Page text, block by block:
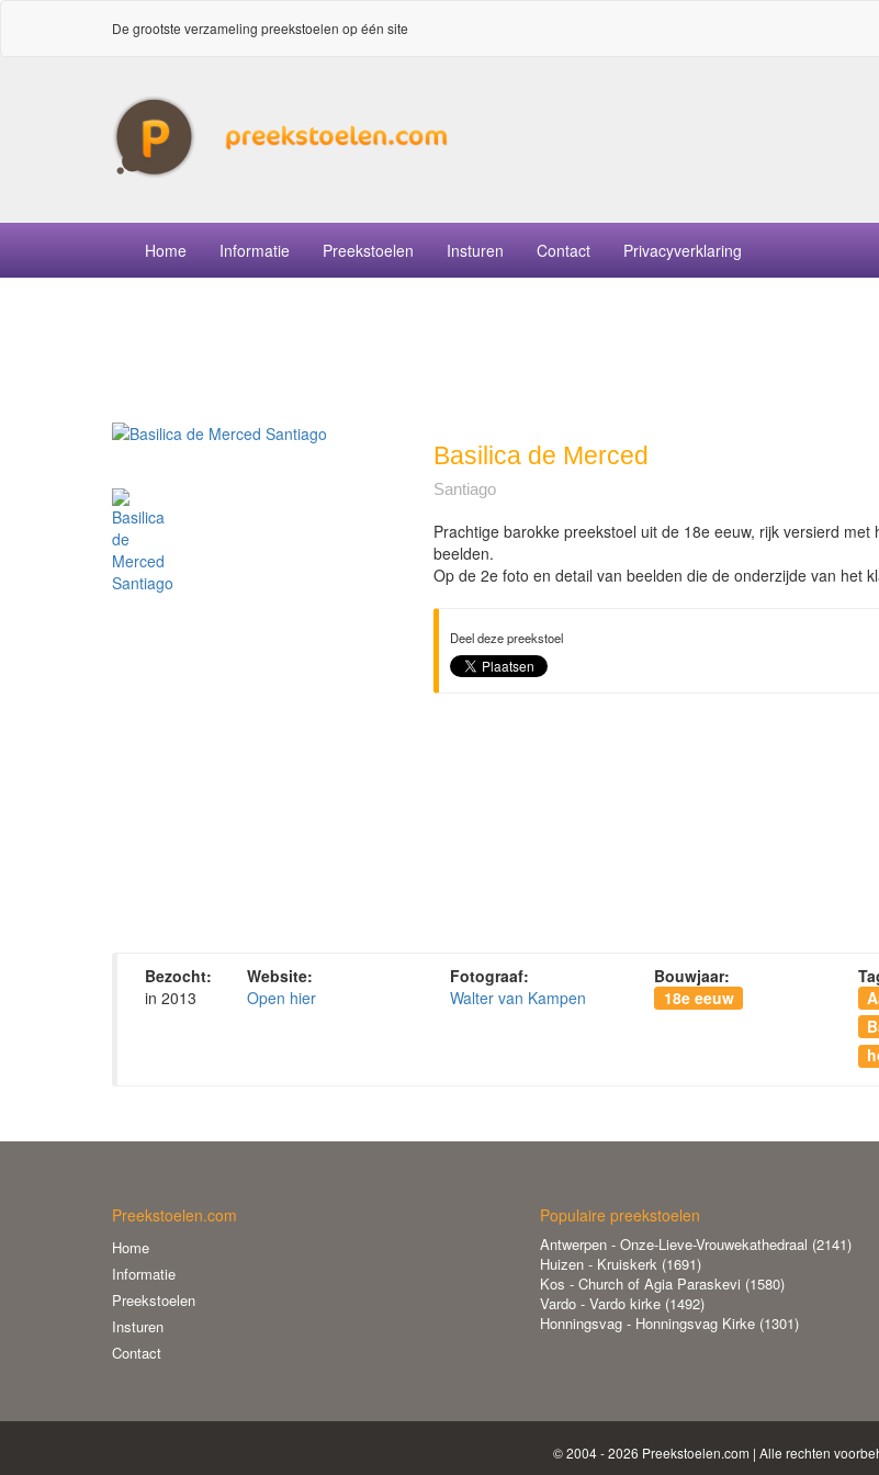
De grootste verzameling preekstoelen op één site
Home Informatie Preekstoelen Insturen Contact Privacyverklaring
Basilica de Merced
Santiago
Prachtige barokke preekstoel uit de 18e eeuw, rijk versierd met
beelden.
Op de 2e foto en detail van beelden die de onderzijde van het
Deel deze preekstoel
Bezocht:
in 2013
Website:
Open hier
Fotograaf:
Walter van Kampen
Bouwjaar:
18e eeuw
Preekstoelen.com
Home
Informatie
Preekstoelen
Insturen
Contact
Populaire preekstoelen
Antwerpen - Onze-Lieve-Vrouwekathedraal (2141)
Huizen - Kruiskerk (1691)
Kos - Church of Agia Paraskevi (1580)
Vardo - Vardo kirke (1492)
Honningsvag - Honningsvag Kirke (1301)
© 2004 - 2026 Preekstoelen.com | Alle rechten